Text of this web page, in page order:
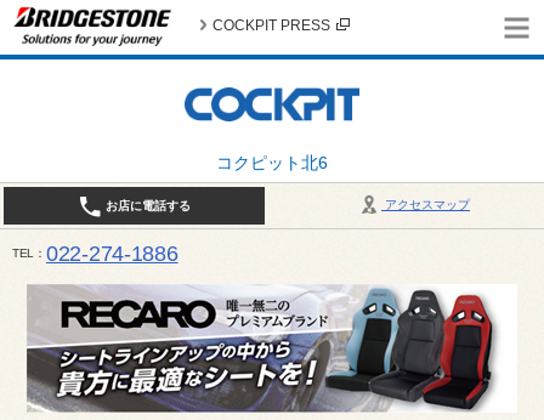
コクピット北6
COCKPIT PRESS
アクセスマップ
お店に電話する
TEL 022-274-1886